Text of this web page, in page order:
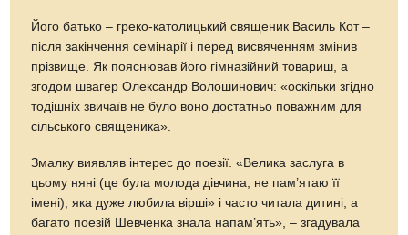
Його батько – греко-католицький священик Василь Кот –
після закінчення семінарії і перед висвяченням змінив
прізвище. Як пояснював його гімназійний товариш, а
згодом швагер Олександр Волошинович: «оскільки згідно
тодішніх звичаїв не було воно достатньо поважним для
сільського священика».
Змалку виявляв інтерес до поезії. «Велика заслуга в
цьому няні (це була молода дівчина, не пам’ятаю її
імені), яка дуже любила вірші» і часто читала дитині, а
багато поезій Шевченка знала напам’ять», – згадувала